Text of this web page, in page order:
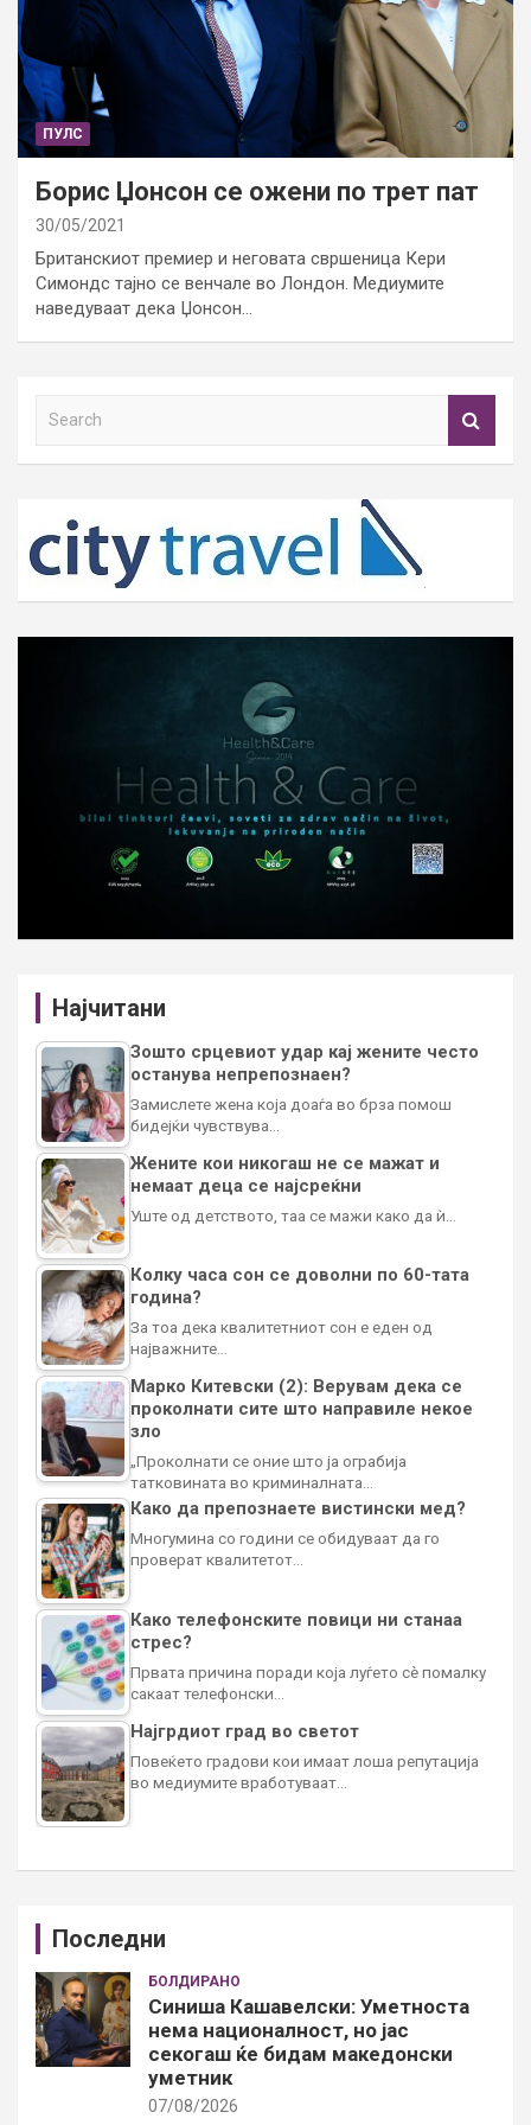
ПУЛС
Борис Џонсон се ожени по трет пат
30/05/2021
Британскиот премиер и неговата свршеница Кери
Симондс тајно се венчале во Лондон. Медиумите
наведуваат дека Џонсон…
h
Најчитани
Зошто срцевиот удар кај жените често
останува непрепознаен?
Замислете жена која доаѓа во брза помош
бидејќи чувствува…
Жените кои никогаш не се мажат и
немаат деца се најсреќни
Уште од детството, таа се мажи како да ѝ…
Колку часа сон се доволни по 60-тата
година?
За тоа дека квалитетниот сон е еден од
најважните…
Марко Китевски (2): Верувам дека се
проколнати сите што направиле некое
зло
„Проколнати се оние што ја ограбија
татковината во криминалната…
Како да препознаете вистински мед?
Многумина со години се обидуваат да го
проверат квалитетот…
Како телефонските повици ни станаа
стрес?
Првата причина поради која луѓето сè помалку
сакаат телефонски…
Најгрдиот град во светот
Повеќето градови кои имаат лоша репутација
во медиумите вработуваат…
Последни
БОЛДИРАНО
Синиша Кашавелски: Уметноста
нема националност, но јас
секогаш ќе бидам македонски
уметник
07/08/2026